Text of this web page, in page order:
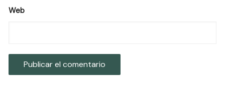
Web